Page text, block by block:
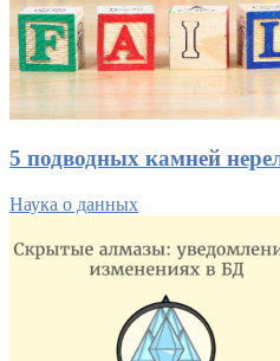
5 подводных камней
Наука о данных